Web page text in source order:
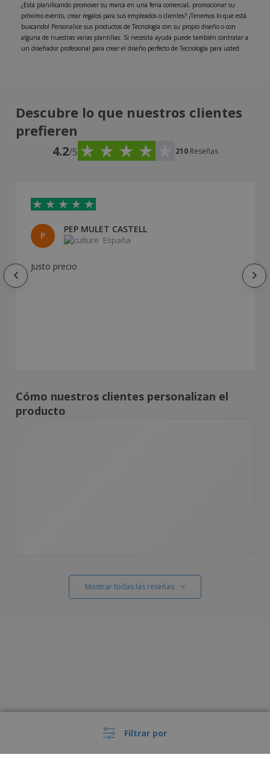
Filtrar por
¿Está planificando promover su marca en una feria comercial, promocionar su
próximo evento, crear regalos para sus empleados o clientes? ¡Tenemos lo que está
buscando! Personalice sus productos de Tecnología con su propio diseño o con
alguna de nuestras varias plantillas. Si necesita ayuda puede también contratar a
un diseñador profesional para crear el diseño perfecto de Tecnología para usted.
Descubre lo que nuestros clientes
prefieren
4.2/5 210 Reseñas
P
PEP MULET CASTELL
España
Justo precio
Cómo nuestros clientes personalizan el
producto
Mostrar todas las reseñas